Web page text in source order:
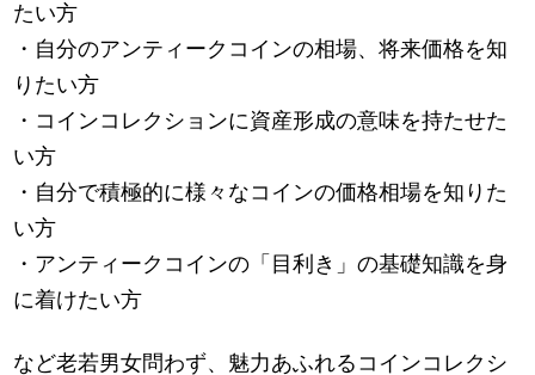
たい方
・自分のアンティークコインの相場、将来価格を知
りたい方
・コインコレクションに資産形成の意味を持たせた
い方
・自分で積極的に様々なコインの価格相場を知りた
い方
・アンティークコインの「目利き」の基礎知識を身
に着けたい方
など老若男女問わず、魅力あふれるコインコレクシ